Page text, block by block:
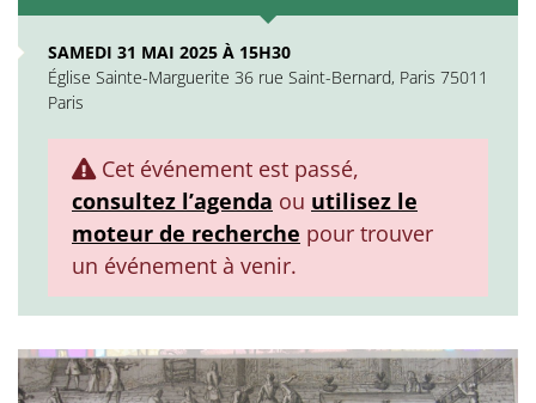
SAMEDI 31 MAI 2025 À 15H30
Église Sainte-Marguerite 36 rue Saint-Bernard, Paris 75011
Paris
Cet événement est passé,
consultez l’agenda ou utilisez le
moteur de recherche pour trouver
un événement à venir.